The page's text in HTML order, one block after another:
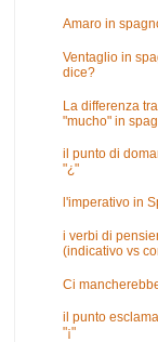
Amaro in
Ventaglio in
dice?
La differenza
"mucho" in
il punto di
"¿"
l'imperativo in
i verbi di
(indicativo vs
Ci
il punto
"¡"